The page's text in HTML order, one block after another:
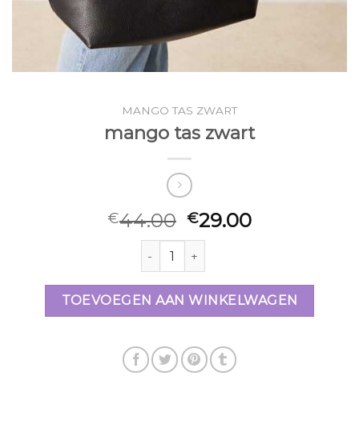
MANGO TAS ZWART
mango tas zwart
€44.00 €29.00
mango tas zwart aantal
TOEVOEGEN AAN WINKELWAGEN